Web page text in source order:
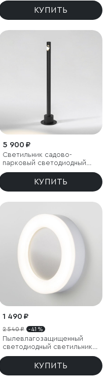
КУПИТЬ
5 900 ₽
Светильник садово-
парковый светодиодный
Latent черный
КУПИТЬ
1 490 ₽
2 540 ₽ - 41 %
Пылевлагозащищенный
светодиодный светильник
18W 4200K IP65
КУПИТЬ